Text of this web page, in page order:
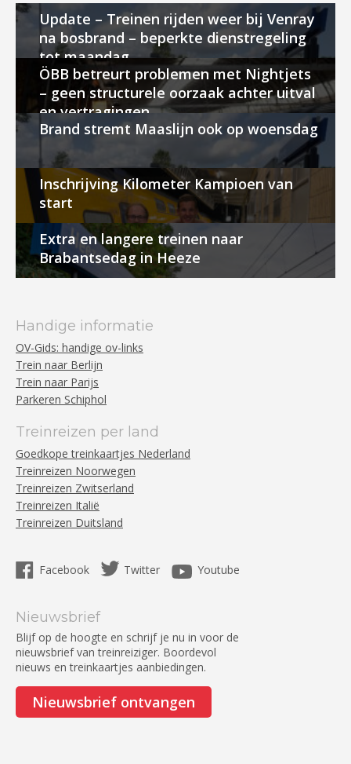
Update – Treinen rijden weer bij Venray
na bosbrand – beperkte dienstregeling
tot maandag
ÖBB betreurt problemen met Nightjets
– geen structurele oorzaak achter uitval
en vertragingen
Brand stremt Maaslijn ook op woensdag
Inschrijving Kilometer Kampioen van
start
Extra en langere treinen naar
Brabantsedag in Heeze
Handige informatie
OV-Gids: handige ov-links
Trein naar Berlijn
Trein naar Parijs
Parkeren Schiphol
Treinreizen per land
Goedkope treinkaartjes Nederland
Treinreizen Noorwegen
Treinreizen Zwitserland
Treinreizen Italië
Treinreizen Duitsland
Facebook Twitter Youtube
Nieuwsbrief
Blijf op de hoogte en schrijf je nu in voor de
nieuwsbrief van treinreiziger. Boordevol
nieuws en treinkaartjes aanbiedingen.
Nieuwsbrief ontvangen